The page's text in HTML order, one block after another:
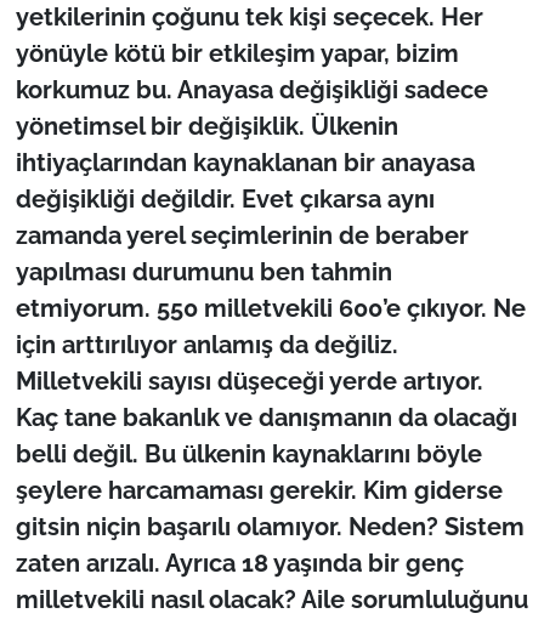
yetkilerinin çoğunu tek kişi seçecek. Her
yönüyle kötü bir etkileşim yapar, bizim
korkumuz bu. Anayasa değişikliği sadece
yönetimsel bir değişiklik. Ülkenin
ihtiyaçlarından kaynaklanan bir anayasa
değişikliği değildir. Evet çıkarsa aynı
zamanda yerel seçimlerinin de beraber
yapılması durumunu ben tahmin
etmiyorum. 550 milletvekili 600’e çıkıyor. Ne
için arttırılıyor anlamış da değiliz.
Milletvekili sayısı düşeceği yerde artıyor.
Kaç tane bakanlık ve danışmanın da olacağı
belli değil. Bu ülkenin kaynaklarını böyle
şeylere harcamaması gerekir. Kim giderse
gitsin niçin başarılı olamıyor. Neden? Sistem
zaten arızalı. Ayrıca 18 yaşında bir genç
milletvekili nasıl olacak? Aile sorumluluğunu